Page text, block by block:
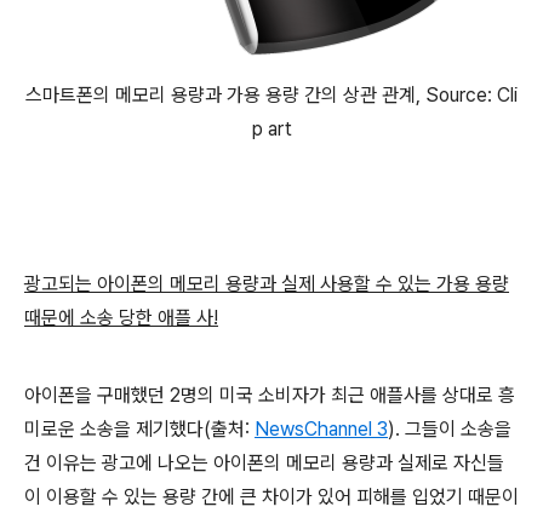
스마트폰의 메모리 용량과 가용 용량 간의 상관 관계, Source: Cli
p art
광고되는 아이폰의 메모리 용량과 실제 사용할 수 있는 가용 용량
때문에 소송 당한 애플 사!
아이폰을 구매했던 2명의 미국 소비자가 최근 애플사를 상대로 흥
미로운 소송을 제기했다(출처: NewsChannel 3). 그들이 소송을
건 이유는 광고에 나오는 아이폰의 메모리 용량과 실제로 자신들
이 이용할 수 있는 용량 간에 큰 차이가 있어 피해를 입었기 때문이